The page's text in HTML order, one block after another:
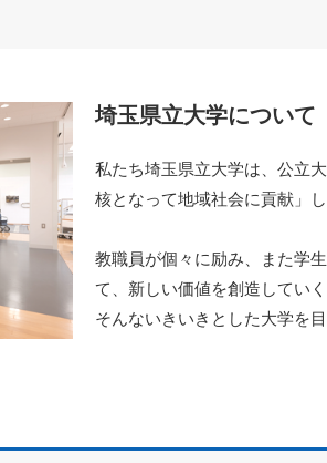
埼玉県立大学について
私たち埼玉県立大学は、公立
核となって地域社会に貢献」
教職員が個々に励み、また学
て、新しい価値を創造していく
そんないきいきとした大学を目